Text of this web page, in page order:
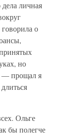
личная
о
но
— прощал я
Ольге
бы полегче